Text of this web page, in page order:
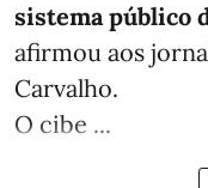
sistema público
afirmou aos
Carvalho.
O cibe ...